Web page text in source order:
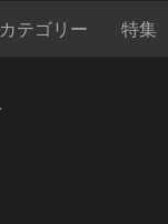
カテゴリー 特集